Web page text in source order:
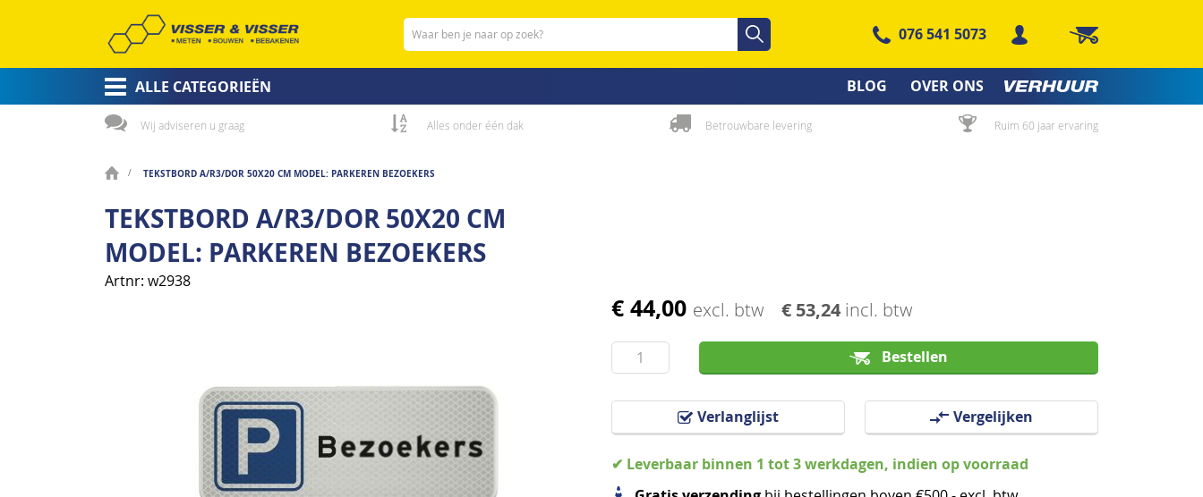
Zoeken Zoeken
076 541 5073 Winkelwagen
ALLE CATEGORIEËN BLOG OVER ONS
Wij adviseren u graag Alles onder één dak Betrouwbare levering Ruim 60 jaar ervaring
TEKSTBORD A/R3/DOR 50X20 CM MODEL: PARKEREN BEZOEKERS
TEKSTBORD A/R3/DOR 50X20 CM
MODEL: PARKEREN BEZOEKERS
Artnr w2938
€ 44,00 excl. btw € 53,24 incl. btw
Bestellen
Verlanglijst Vergelijken
✔ Leverbaar binnen 1 tot 3 werkdagen, indien op voorraad